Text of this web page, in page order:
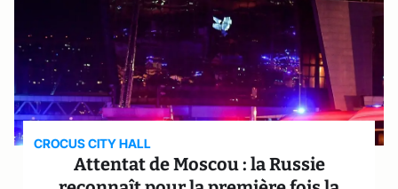
CROCUS CITY HALL
Attentat de Moscou : la Russie